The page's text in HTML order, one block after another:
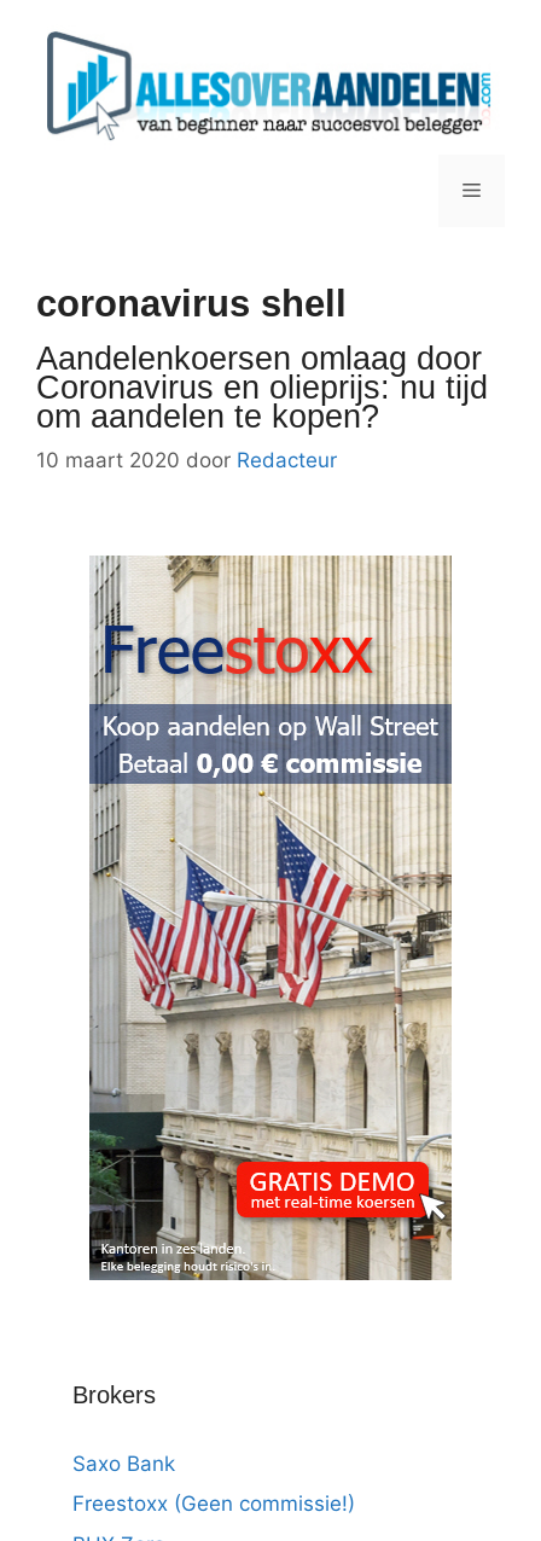
Menu
coronavirus shell
Aandelenkoersen omlaag door
Coronavirus en olieprijs: nu tijd
om aandelen te kopen?
10 maart 2020 door Redacteur
Brokers
Saxo Bank
Freestoxx (Geen commissie!)